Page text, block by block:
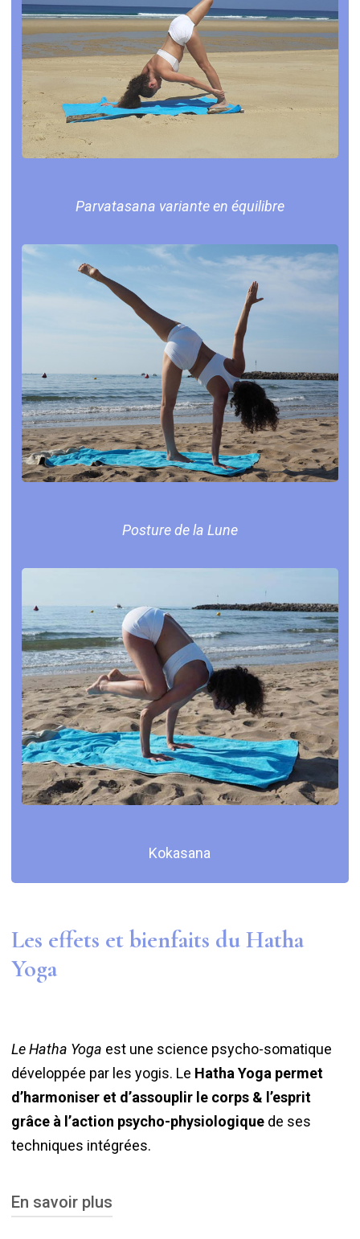
Parvatasana variante en équilibre
Posture de la Lune
Kokasana
Les effets et bienfaits du Hatha
Yoga
Le Hatha Yoga est une science psycho-somatique
développée par les yogis. Le Hatha Yoga permet
d’harmoniser et d’assouplir le corps & l’esprit
grâce à l’action psycho-physiologiquede ses
techniques intégrées.
En savoir plus